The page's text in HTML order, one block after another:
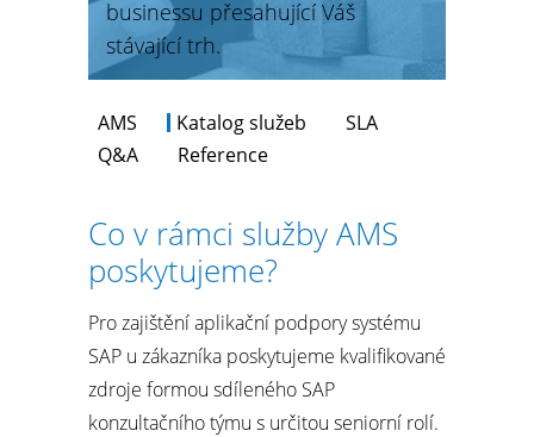
businessu přesahující Váš
stávající trh.
AMS Katalog služeb
SLA
Q&A
Reference
Co v rámci služby AMS
poskytujeme?
Pro zajištění aplikační podpory systému
SAP u zákazníka poskytujeme kvalifikované
zdroje formou sdíleného SAP
konzultačního týmu s určitou seniorní rolí.